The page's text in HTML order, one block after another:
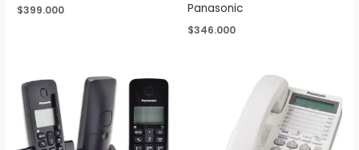
$399.000
Panasonic
$346.000